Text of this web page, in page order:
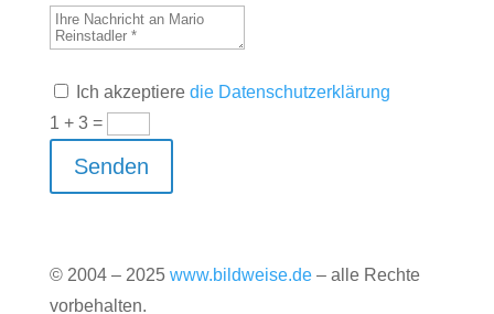
Ich akzeptiere die Datenschutzerklärung
1 + 3=
Senden
© 2004 – 2025 www.bildweise.de– alle Rechte
vorbehalten.